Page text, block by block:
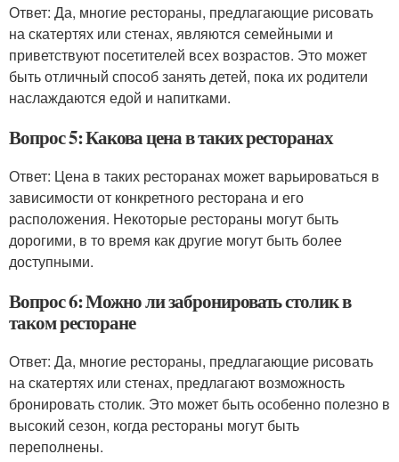
Ответ: Да, многие рестораны, предлагающие рисовать
на скатертях или стенах, являются семейными и
приветствуют посетителей всех возрастов. Это может
быть отличный способ занять детей, пока их родители
наслаждаются едой и напитками.
Вопрос 5: Какова цена в таких ресторанах
Ответ: Цена в таких ресторанах может варьироваться в
зависимости от конкретного ресторана и его
расположения. Некоторые рестораны могут быть
дорогими, в то время как другие могут быть более
доступными.
Вопрос 6: Можно ли забронировать столик в
таком ресторане
Ответ: Да, многие рестораны, предлагающие рисовать
на скатертях или стенах, предлагают возможность
бронировать столик. Это может быть особенно полезно в
высокий сезон, когда рестораны могут быть
переполнены.